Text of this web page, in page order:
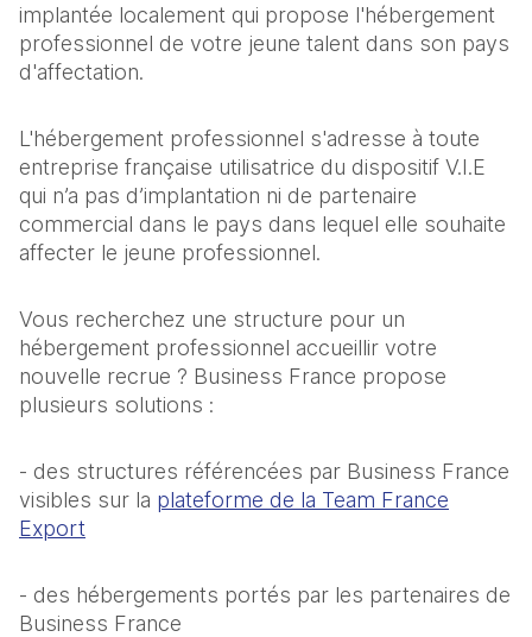
implantée localement qui propose l'hébergement
professionnel de votre jeune talent dans son pays
d'affectation.
L'hébergement professionnel s'adresse à toute
entreprise française utilisatrice du dispositif V.I.E
qui n’a pas d’implantation ni de partenaire
commercial dans le pays dans lequel elle souhaite
affecter le jeune professionnel.
Vous recherchez une structure pour un
hébergement professionnel accueillir votre
nouvelle recrue ? Business France propose
plusieurs solutions :
- des structures référencées par Business France
visibles sur la plateforme de la Team France
Export
- des hébergements portés par les partenaires de
Business France